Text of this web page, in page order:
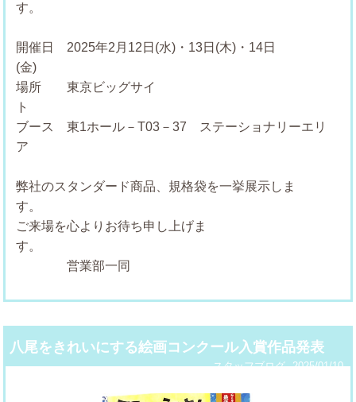
開催日 2025年2月12日(水)・13日(木)・14日
(
場所 東京ビッグサイ
ブース 東1ホール－T03－37 ステーショナリーエリ
弊社のスタンダード商品、規格袋を一挙展示しま
す
ご来場を心よりお待ち申し上げま
す
営業部一同
八尾をきれいにする絵画コンクール入賞作品発表
2025/01/10
スタッフブログ